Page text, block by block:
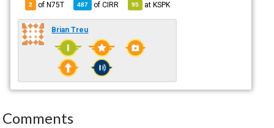
2 of N75T 487 ofCIRR 95 atKSPK
Brian Treu
Comments